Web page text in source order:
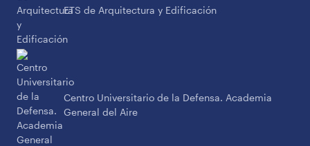
ETS de Arquitectura y Edificación
Centro Universitario de la Defensa. Academia
General del Aire